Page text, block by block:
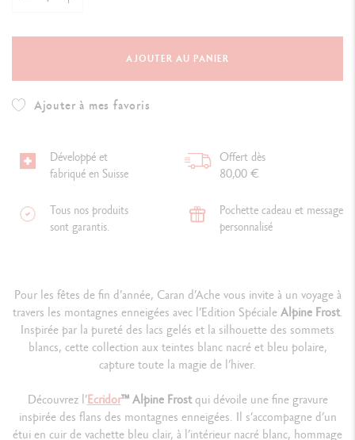
AJOUTER AU PANIER
Ajouter à mes favoris
Développé et
fabriqué en Suisse
Offert dès
80,00 €
Tous nos produits
sont garantis.
Pochette cadeau et message
personnalisé
Pour les fêtes de fin d’année, Caran d’Ache vous invite à un voyage à
travers les montagnes enneigées avec l’Edition SpécialeAlpine Frost.
Inspirée par la pureté des lacs gelés et la silhouette des sommets
blancs, cette collection aux teintes blanc nacré et bleu polaire,
capture toute la magie de l’hiver.
Découvrez l’Ecridor™ Alpine Frostqui dévoile une fine gravure
inspirée des flans des montagnes enneigées. Il s’accompagne d’un
étui en cuir de vachette bleu clair, à l’intérieur nacré blanc, hommage